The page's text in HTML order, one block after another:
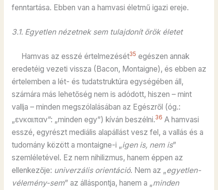
fenntartása. Ebben van a hamvasi életmű igazi ereje.
3.1. Egyetlen nézetnek sem tulajdonít örök életet
Hamvas az esszé értelmezését35 egészen annak
eredetéig vezeti vissza (Bacon, Montaigne), és ebben az
értelemben a lét- és tudatstruktúra egységében áll,
számára más lehetőség nem is adódott, hiszen – mint
vallja – minden megszólalásában az Egészről (óg.:
„ενκαιπαν”: „minden egy”) kíván beszélni.36 A hamvasi
esszé, egyrészt mediális alapállást vesz fel, a vallás és a
tudomány között a montaigne-i „igen is, nem is”
szemléletével. Ez nem nihilizmus, hanem éppen az
ellenkezője: univerzális orientáció. Nem az „egyetlen-
vélemény-sem” az álláspontja, hanem a „minden